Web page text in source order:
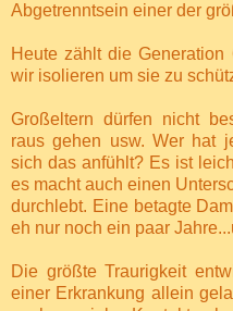
Abgetrenntsein einer der
Heute zählt die
wir isolieren um sie zu
Großeltern dürfen nicht
raus gehen usw. Wer hat
sich das anfühlt? Es ist
es macht auch einen
durchlebt. Eine betagte
eh nur noch ein paar
Die größte Traurigkeit
einer Erkrankung allein